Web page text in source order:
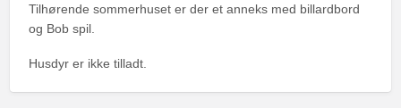
Tilhørende sommerhuset er der et anneks med billardbord
og Bob spil.
Husdyr er ikke tilladt.